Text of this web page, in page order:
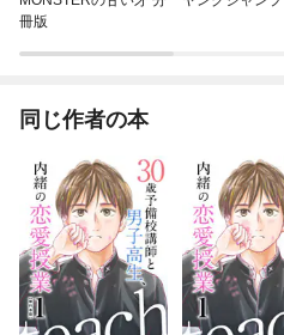
冊版
同じ作者の本